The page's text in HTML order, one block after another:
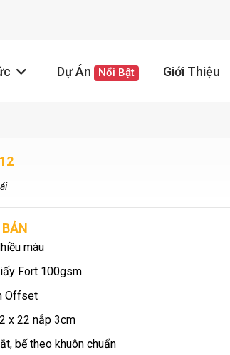
Dự Án Nổi Bật Giới Thiệu
màu
Fort 100gsm
Offset
x 22 nắp 3cm
bế theo khuôn chuẩn